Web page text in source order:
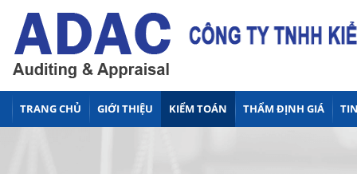
TRANG CHỦ GIỚI THIỆU KIỂM TOÁN THẨM ĐỊNH GIÁ